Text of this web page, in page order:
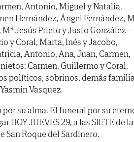
Antonio, Miguel y Natalia.
Hernández, Ángel Fernández,
Jesús Prieto y Justo González–
y Coral, Marta, Inés y Jacobo,
Antonio, Ana, Juan, Carmen,
Carmen, Guillermo y Coral.
políticos, sobrinos, demás
Vasquez.
su alma. El funeral por su
HOY JUEVES 29, a las SIETE de la
San Roque del Sardinero.